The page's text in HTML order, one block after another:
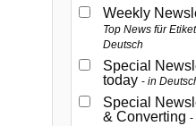
Weekly
Top News für
Deutsch
Special
today in
Special
& Converting